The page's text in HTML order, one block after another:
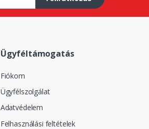
Ügyféltámogatás
Fiókom
Ügyfélszolgálat
Adatvédelem
Felhasználási feltételek